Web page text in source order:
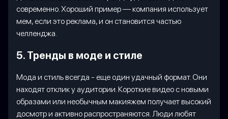
современно. Хороший пример — компания использует
мем, если это реклама, и он становится частью
челленджа.
5. Тренды в моде и стиле
Мода и стиль всегда - еще один удачный формат. Они
находят отклик у аудитории. Короткие видео с новыми
образами или необычным макияжем получает высокий
досмотр и активно распространяются. Люди любят